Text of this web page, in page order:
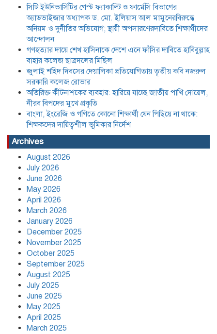
অতিরিক্ত কীটনাশকের ব্যবহার: হারিয়ে যাচ্ছে
জাতীয় পাখি দোয়েল, নীরব বিপদের মুখে
প্রকৃতি
বাংলা, ইংরেজি ও গণিতে কোনো শিক্ষার্থী যেন
পিছিয়ে না থাকে: শিক্ষকদের দায়িত্বশীল
ভূমিকার নির্দেশ
যে তিন শর্তে লাইসেন্স ফিরে পেল আদ্-দ্বীন
হাসপাতাল,৪৫ দিন পরে চিকিৎসা সেবা শুরু
মঙ্গলবার হতে
২৬টিতে মাইক্রোপ্লাস্টিক, উদ্বেগ বাড়াচ্ছে
সিটি ইউনিভার্সিটির গেস্ট ফ্যাকাল্টি ও ফার্মেসি বিভাগের
অ্যাডভাইজার অধ্যাপক ড. মো. ইলিয়াস আল মামুনেরবিরুদ্ধে
অনিয়ম ও দুর্নীতির অভিযোগ; স্থায়ী অপসারণেরদাবিতে শিক্ষার্থীদের
আন্দোলন
গণহত্যার দায়ে শেখ হাসিনাকে দেশে এনে ফাঁসির দাবিতে হাবিবুল্লাহ
বাহার কলেজ ছাত্রদলের মিছিল
জুলাই শহিদ দিবসের দেয়ালিকা প্রতিযোগিতায় তৃতীয় কবি নজরুল
সরকারি কলেজ রোভার
অতিরিক্ত কীটনাশকের ব্যবহার: হারিয়ে যাচ্ছে জাতীয় পাখি দোয়েল,
নীরব বিপদের মুখে প্রকৃতি
বাংলা, ইংরেজি ও গণিতে কোনো শিক্ষার্থী যেন পিছিয়ে না থাকে:
শিক্ষকদের দায়িত্বশীল ভূমিকার নির্দেশ
Archives
August 2026
July 2026
June 2026
May 2026
April 2026
March 2026
January 2026
December 2025
November 2025
October 2025
September 2025
August 2025
July 2025
June 2025
May 2025
April 2025
March 2025